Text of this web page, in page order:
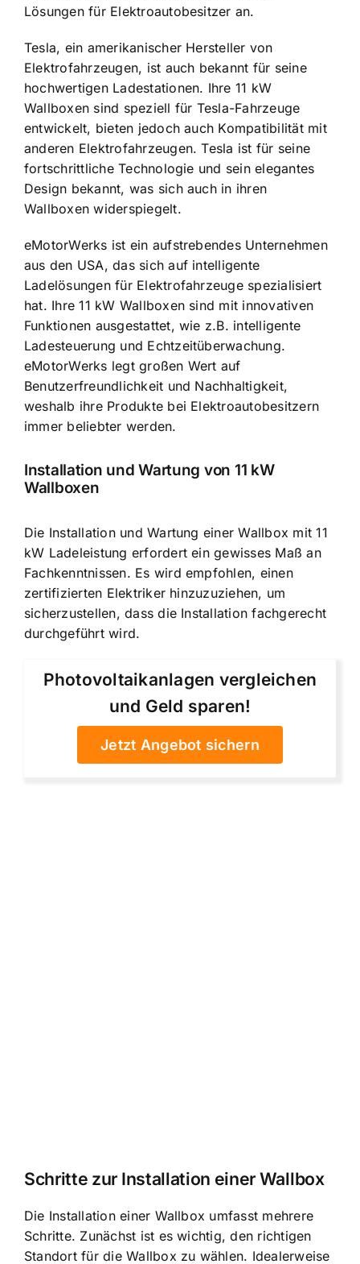
Lösungen für Elektroautobesitzer an.
Tesla, ein amerikanischer Hersteller von
Elektrofahrzeugen, ist auch bekannt für seine
hochwertigen Ladestationen. Ihre 11 kW
Wallboxen sind speziell für Tesla-Fahrzeuge
entwickelt, bieten jedoch auch Kompatibilität mit
anderen Elektrofahrzeugen. Tesla ist für seine
fortschrittliche Technologie und sein elegantes
Design bekannt, was sich auch in ihren
Wallboxen widerspiegelt.
eMotorWerks ist ein aufstrebendes Unternehmen
aus den USA, das sich auf intelligente
Ladelösungen für Elektrofahrzeuge spezialisiert
hat. Ihre 11 kW Wallboxen sind mit innovativen
Funktionen ausgestattet, wie z.B. intelligente
Ladesteuerung und Echtzeitüberwachung.
eMotorWerks legt großen Wert auf
Benutzerfreundlichkeit und Nachhaltigkeit,
weshalb ihre Produkte bei Elektroautobesitzern
immer beliebter werden.
Installation und Wartung von 11 kW
Wallboxen
Die Installation und Wartung einer Wallbox mit 11
kW Ladeleistung erfordert ein gewisses Maß an
Fachkenntnissen. Es wird empfohlen, einen
zertifizierten Elektriker hinzuzuziehen, um
sicherzustellen, dass die Installation fachgerecht
durchgeführt wird.
Photovoltaikanlagen vergleichen
und Geld sparen!
Jetzt Angebot sichern
Schritte zur Installation einer Wallbox
Die Installation einer Wallbox umfasst mehrere
Schritte. Zunächst ist es wichtig, den richtigen
Standort für die Wallbox zu wählen. Idealerweise